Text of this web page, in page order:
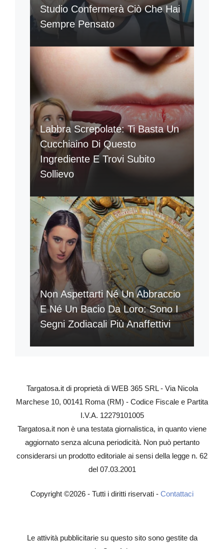
Studio Confermerà Ciò Che Hai
Sempre Pensato
Labbra Screpolate: Ti Basta Un
Cucchiaino Di Questo
Ingrediente E Trovi Subito
Sollievo
Non Aspettarti Né Un Abbraccio
E Né Un Bacio Da Loro: Sono I
Segni Zodiacali Più Anaffettivi
Targatosa.it di proprietà di WEB 365 SRL - Via Nicola
Marchese 10, 00141 Roma (RM) - Codice Fiscale e Partita
I.V.A. 12279101005
Targatosa.it non è una testata giornalistica, in quanto viene
aggiornato senza alcuna periodicità. Non può pertanto
considerarsi un prodotto editoriale ai sensi della legge n. 62
del 07.03.2001
Copyright ©2026 - Tutti i diritti riservati - Contattaci
Le attività pubblicitarie su questo sito sono gestite da